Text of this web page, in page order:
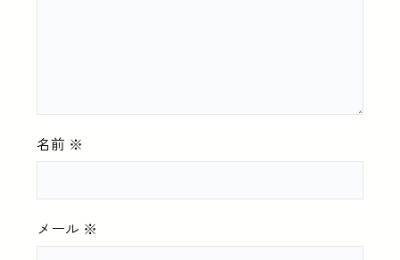
名前 ※
メール ※